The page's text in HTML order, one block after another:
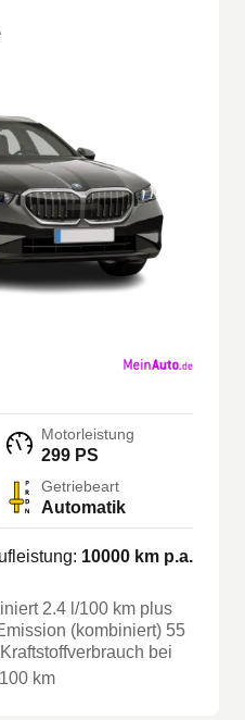
Motorleistung
299 PS
Getriebeart
Automatik
10000 km p.a.
2.4 l/100 km plus
(kombiniert) 55
bei
km